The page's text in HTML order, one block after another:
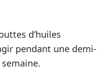
d’huiles
pendant une demi-